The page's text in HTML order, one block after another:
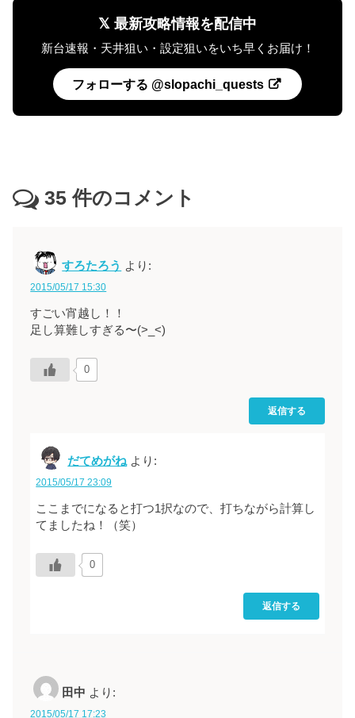
𝕏 最新攻略情報を配信中
新台速報・天井狙い・設定狙いをいち早くお届け！
フォローする @slopachi_quests
35 件のコメント
すろたろう より:
2015/05/17 15:30
すごい宵越し！！
足し算難しすぎる〜(>_<)
0
返信する
だてめがね より:
2015/05/17 23:09
ここまでになると打つ1択なので、打ちながら計算し
てましたね！（笑）
0
返信する
田中 より:
2015/05/17 17:23